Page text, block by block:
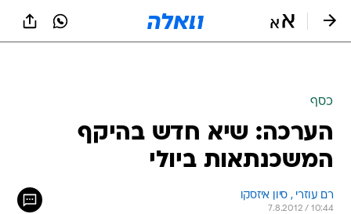
כסף
הערכה: שיא חדש בהיקף
המשכנתאות ביולי
רם עוזרי , סיון איזסקו
7.8.2012 / 10:44